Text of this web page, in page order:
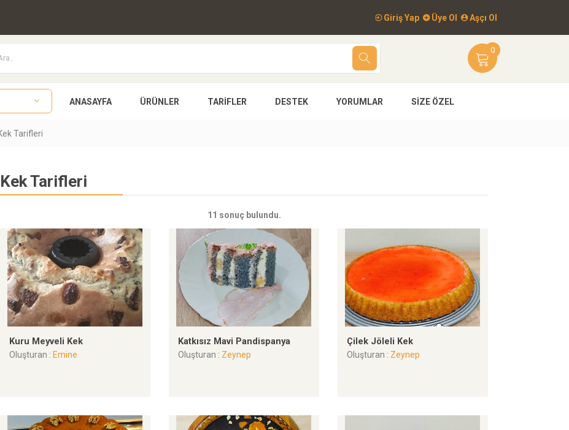
Giriş Yap Üye Ol Aşçı Ol
0
ANASAYFA ÜRÜNLER TARIFLER DESTEK YORUMLAR SIZE ÖZEL
Tarifleri
Kek Tarifleri
11 sonuç bulundu.
Kuru Meyveli Kek
Oluşturan : Emine
Katkısız Mavi Pandispanya
Oluşturan : Zeynep
Çilek Jöleli Kek
Oluşturan : Zeynep